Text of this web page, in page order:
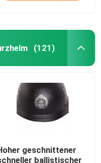
(121)
geschnittener
ballistischer